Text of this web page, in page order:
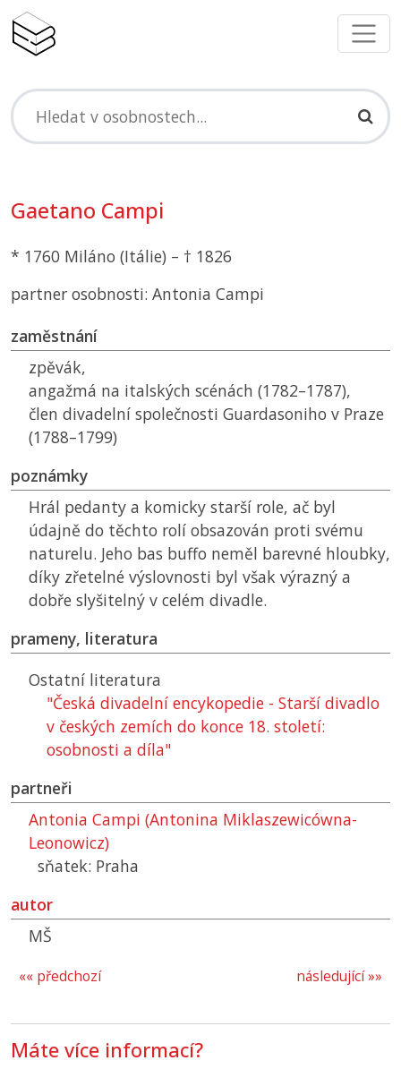
Gaetano Campi
* 1760 Miláno (Itálie) – † 1826
partner osobnosti: Antonia Campi
zaměstnání
zpěvák,
angažmá na italských scénách (1782–1787),
člen divadelní společnosti Guardasoniho v Praze
(1788–1799)
poznámky
Hrál pedanty a komicky starší role, ač byl
údajně do těchto rolí obsazován proti svému
naturelu. Jeho bas buffo neměl barevné hloubky,
díky zřetelné výslovnosti byl však výrazný a
dobře slyšitelný v celém divadle.
prameny, literatura
Ostatní literatura
"Česká divadelní encykopedie - Starší divadlo
v českých zemích do konce 18. století:
osobnosti a díla"
partneři
Antonia Campi (Antonina Miklaszewicówna-
Leonowicz)
sňatek: Praha
autor
MŠ
následující »»
«« předchozí
Máte více informací?